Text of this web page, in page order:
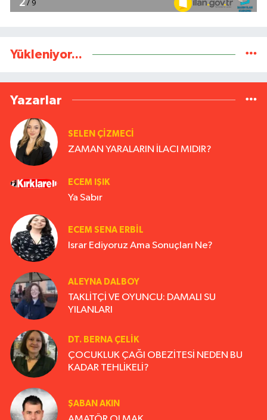
Yükleniyor...
Yazarlar
SELEN ÇİZMECİ
ZAMAN YARALARIN İLACI MIDIR?
ECEM IŞIK
Ya Sabır
ECEM SENA ERBIL
Israr Ediyoruz Ama Sonuçları Ne?
ALEYNA DALBOY
TAKLİTÇİ VE OYUNCU: DAMALI SU
YILANLARI
DT. BERNA ÇELIK
ÇOCUKLUK ÇAĞI OBEZİTESİ NEDEN BU
KADAR TEHLİKELİ?
ŞABAN AKIN